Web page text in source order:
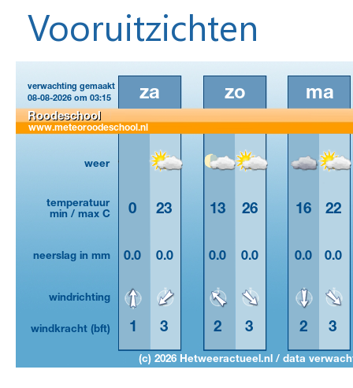
Vooruitzichten